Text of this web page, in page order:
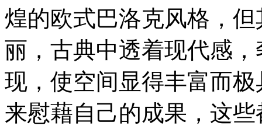
煌的欧式巴洛克风格，
丽，古典中透着现代感
现，使空间显得丰富而
来慰藉自己的成果，这